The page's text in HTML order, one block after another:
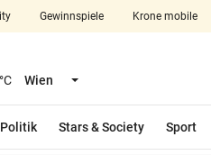
Gewinnspiele Krone mobile
Wien Menü aufklappen
Politik
Stars & Society Sport